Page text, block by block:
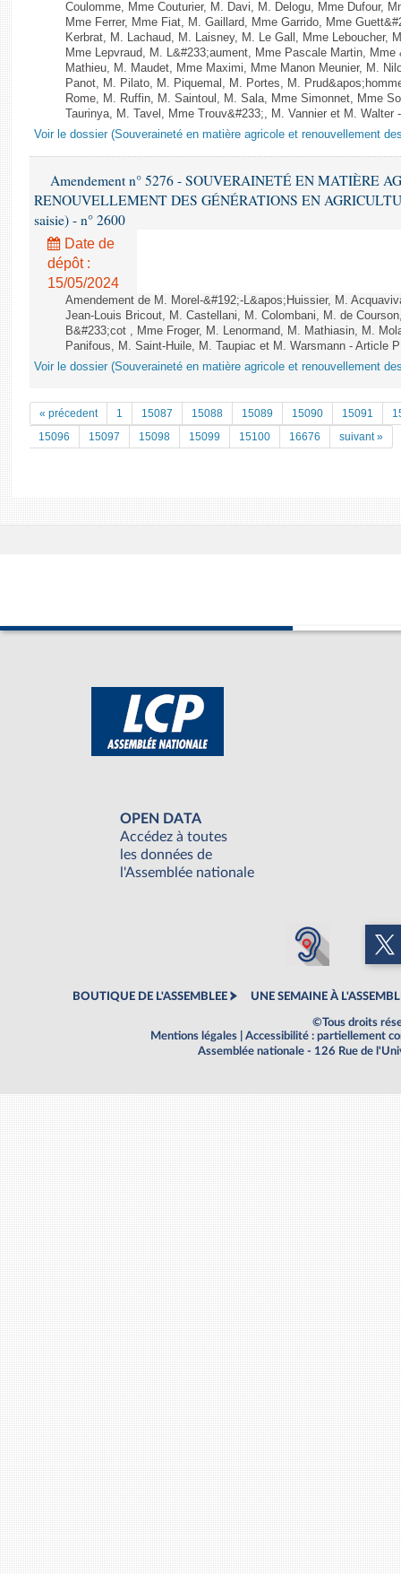
Coulomme, Mme Couturier, M. Davi, M. Delogu, Mme Dufour,
Mme Ferrer, Mme Fiat, M. Gaillard, Mme Garrido, Mme
Kerbrat, M. Lachaud, M. Laisney, M. Le Gall, Mme Leboucher,
Mme Lepvraud, M. L&#233;aument, Mme Pascale Martin,
Mathieu, M. Maudet, Mme Maximi, Mme Manon Meunier, M.
Panot, M. Pilato, M. Piquemal, M. Portes, M.
Rome, M. Ruffin, M. Saintoul, M. Sala, Mme Simonnet, Mme
Taurinya, M. Tavel, Mme Trouv&#233;, M. Vannier et M.
Voir le dossier (Souveraineté en matière agricole et renouvellement
Amendement n° 5276 - SOUVERAINETÉ EN MATIÈRE
RENOUVELLEMENT DES GÉNÉRATIONS EN
saisie) - n° 2600
Date de
dépôt :
15/05/2024
Amendement de M. Morel-&#192;-L&apos;Huissier, M.
Jean-Louis Bricout, M. Castellani, M. Colombani, M. de
B&#233;cot , Mme Froger, M. Lenormand, M. Mathiasin, M.
Panifous, M. Saint-Huile, M. Taupiac et M. Warsmann - Article
Voir le dossier (Souveraineté en matière agricole et renouvellement
« précedent 1 15087 15088 15089 15090 15091
15096
15097 15098 15099 15100 16676 suivant »
OPEN DATA
Accédez à toutes
les données de
l'Assemblée nationale
BOUTIQUE DE L'ASSEMBLEE UNE SEMAINE À
©Tous droits
Mentions légales
Accessibilité : partiellement
Assemblée nationale - 126 Rue de